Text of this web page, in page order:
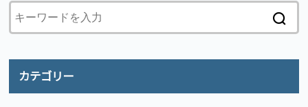
カテゴリー